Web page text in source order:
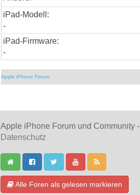
iPad-Modell:
-
iPad-Firmware:
-
Apple iPhone Forum
Apple iPhone Forum und Community -
Datenschutz
Alle Foren als gelesen markieren